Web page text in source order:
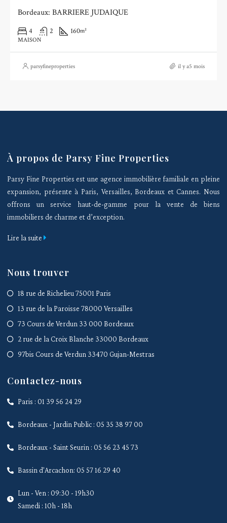
Bordeaux: BARRIERE JUDAIQUE
4 2 160m²
MAISON
parsyfineproperties il y a5 mois
À propos de Parsy Fine Properties
Parsy Fine Properties est une agence immobilière familiale en pleine
expansion, présente à Paris, Versailles, Bordeaux et Cannes. Nous
offrons un service haut-de-gamme pour la vente de biens
immobiliers de charme et d’exception.
Lire la suite
Nous trouver
18 rue de Richelieu 75001 Paris
13 rue de la Paroisse 78000 Versailles
73 Cours de Verdun 33 000 Bordeaux
2 rue de la Croix Blanche 33000 Bordeaux
97bis Cours de Verdun 33470 Gujan-Mestras
Contactez-nous
Paris : 01 39 56 24 29
Bordeaux - Jardin Public : 05 35 38 97 00
Bordeaux - Saint Seurin : 05 56 23 45 73
Bassin d'Arcachon: 05 57 16 29 40
Lun - Ven : 09:30 - 19h30
Samedi : 10h - 18h